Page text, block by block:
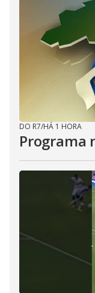
DO R7/HÁ 1 HORA
Programa